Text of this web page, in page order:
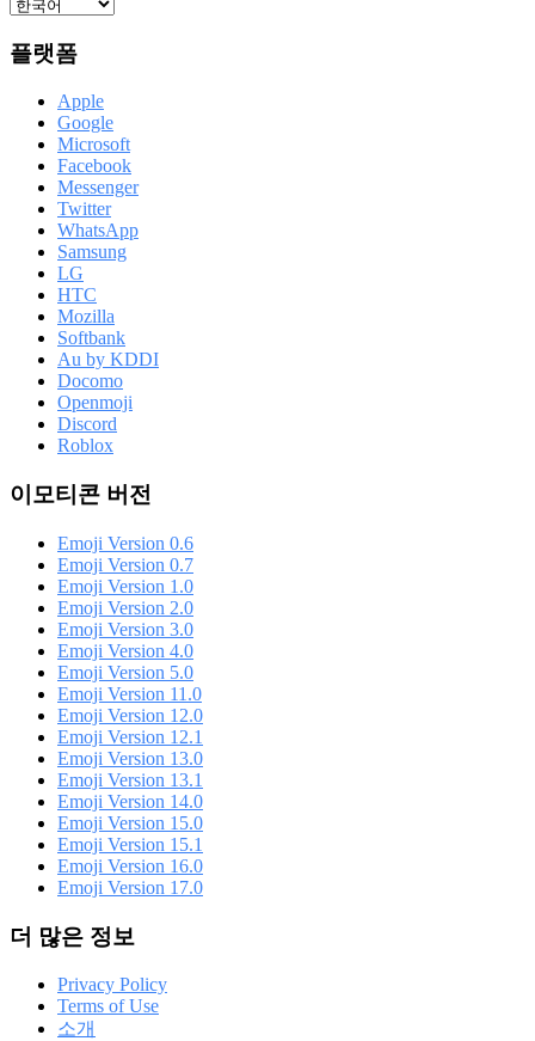
플랫폼
Apple
Google
Microsoft
Facebook
Messenger
Twitter
WhatsApp
Samsung
LG
HTC
Mozilla
Softbank
Au by KDDI
Docomo
Openmoji
Discord
Roblox
이모티콘 버전
Emoji Version 0.6
Emoji Version 0.7
Emoji Version 1.0
Emoji Version 2.0
Emoji Version 3.0
Emoji Version 4.0
Emoji Version 5.0
Emoji Version 11.0
Emoji Version 12.0
Emoji Version 12.1
Emoji Version 13.0
Emoji Version 13.1
Emoji Version 14.0
Emoji Version 15.0
Emoji Version 15.1
Emoji Version 16.0
Emoji Version 17.0
더 많은 정보
Privacy Policy
Terms of Use
소개